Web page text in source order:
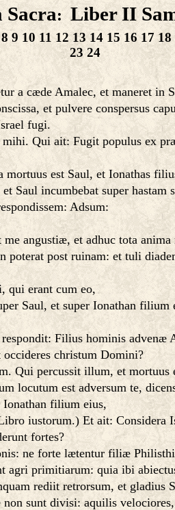
Sacra: Liber II
8 9 10 11 12 13 14 15 16 17 18
23 24
a cæde Amalec, et maneret in
et pulvere conspersus
fugi.
Qui ait: Fugit populus ex
est Saul, et Ionathas
incumbebat super hastam
Adsum:
angustiæ, et adhuc tota anima
post ruinam: et tuli
qui erant cum eo,
Saul, et super Ionathan
Filius hominis advenæ
christum Domini?
Qui percussit illum, et mortuus
locutum est adversum te,
filium eius,
iustorum.) Et ait: Considera
fortes?
ne forte lætentur filiæ
primitiarum: quia ibi
rediit retrorsum, et gladius
sunt divisi: aquilis